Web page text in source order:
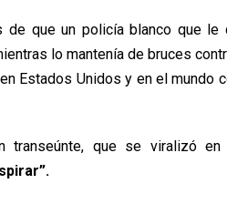
de que un policía blanco que le
lo mantenía de bruces
Estados Unidos y en el mundo
transeúnte, que se viralizó